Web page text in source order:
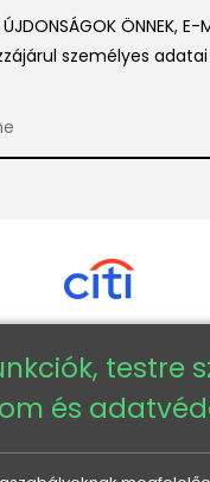
ÚJDONSÁGOK ÖNNEK, E-
személyes adatai
Copyright © 2026 - Veneti™
testre
és